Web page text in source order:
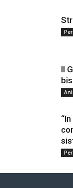
Il